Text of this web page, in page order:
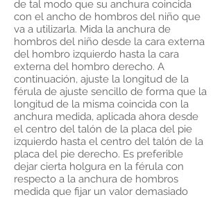
de tal modo que su anchura coincida
con el ancho de hombros del niño que
va a utilizarla. Mida la anchura de
hombros del niño desde la cara externa
del hombro izquierdo hasta la cara
externa del hombro derecho. A
continuación, ajuste la longitud de la
férula de ajuste sencillo de forma que la
longitud de la misma coincida con la
anchura medida, aplicada ahora desde
el centro del talón de la placa del pie
izquierdo hasta el centro del talón de la
placa del pie derecho. Es preferible
dejar cierta holgura en la férula con
respecto a la anchura de hombros
medida que fijar un valor demasiado